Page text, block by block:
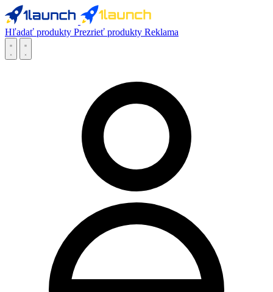
Hľadať produkty Prezrieť produkty Reklama